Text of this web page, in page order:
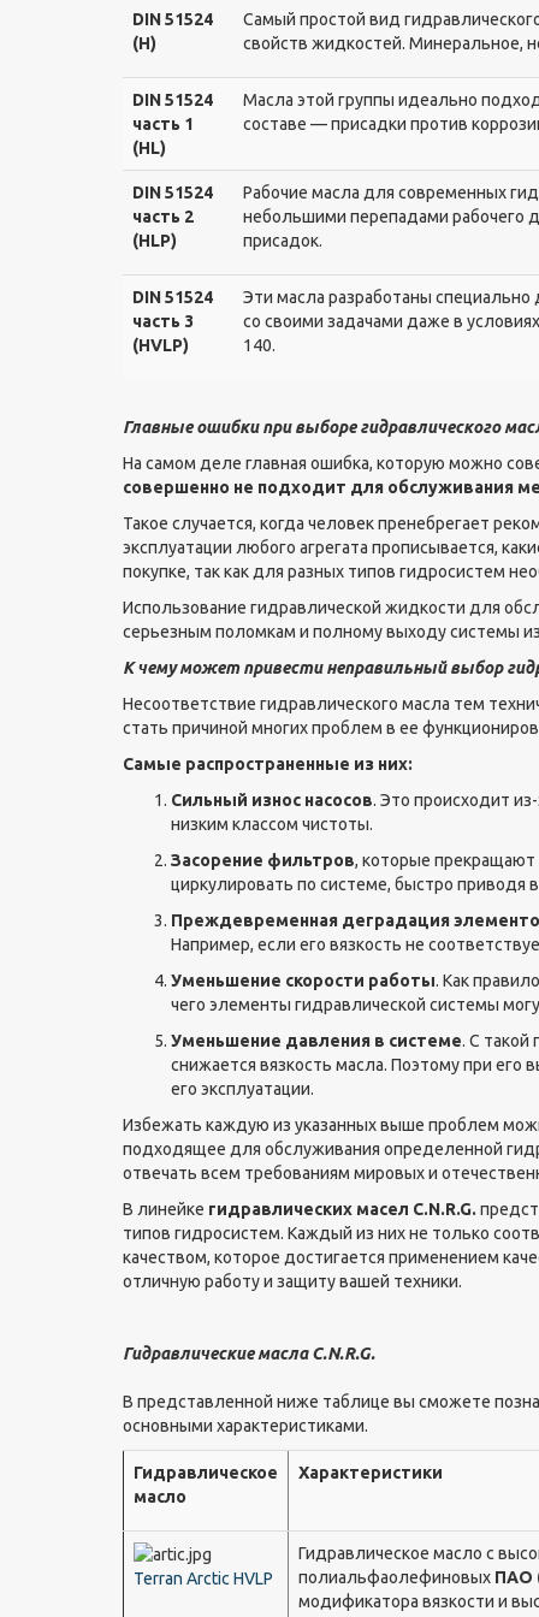
DIN 51524
(H)
Самый простой вид
свойств жидкостей. Минеральное,
DIN 51524
часть 1
(HL)
Масла этой группы идеально
составе — присадки против
DIN 51524
часть 2
(HLP)
Рабочие масла для современных
небольшими перепадами рабочего
присадок.
DIN 51524
часть 3
(HVLP)
Эти масла разработаны
со своими задачами даже в
140.
Главные ошибки при выборе гидравлического
На самом деле главная ошибка, которую можно
совершенно не подходит для обслуживания
Такое случается, когда человек пренебрегает
эксплуатации любого агрегата прописывается,
покупке, так как для разных типов гидросистем
Использование гидравлической жидкости для
серьезным поломкам и полному выходу системы
К чему может привести неправильный выбор
Несоответствие гидравлического масла тем
стать причиной многих проблем в ее
Самые распространенные из них:
Сильный износ насосов. Это происходит
низким классом чистоты.
Засорение фильтров, которые прекращают
циркулировать по системе, быстро приводя
Преждевременная деградация
Например, если его вязкость не
Уменьшение скорости работы. Как
чего элементы гидравлической системы
Уменьшение давления в системе. С такой
снижается вязкость масла. Поэтому при
его эксплуатации.
Избежать каждую из указанных выше проблем
подходящее для обслуживания определенной
отвечать всем требованиям мировых и
В линейке гидравлических масел C.N.R.G.
типов гидросистем. Каждый из них не только
качеством, которое достигается применением
отличную работу и защиту вашей техники.
Гидравлические масла C.N.R.G.
В представленной ниже таблице вы сможете
основными характеристиками.
Гидравлическое
масло
Характеристики
Terran Arctic HVLP
Гидравлическое масло с
полиальфаолефиновых ПАО
модификатора вязкости и